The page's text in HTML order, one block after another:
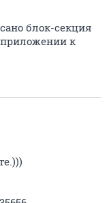
блок-секция
приложении к